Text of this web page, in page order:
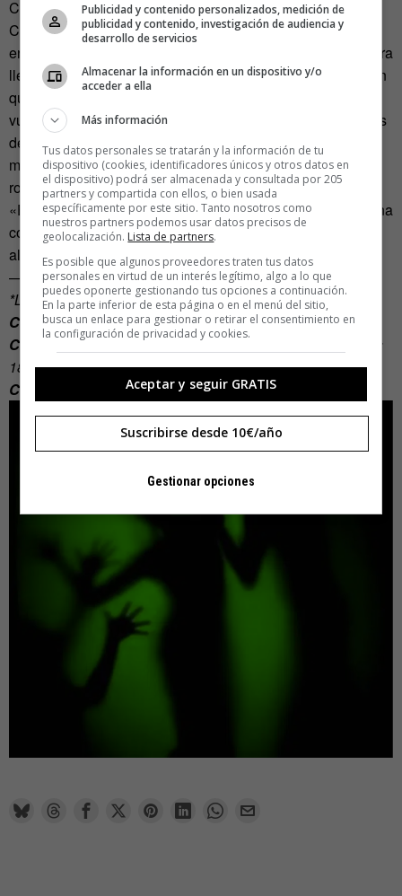
Cuando la hora de ceguera se acaba en la experiencia
Colores, sin que ni una sola imagen ni una sola voz haya
entrado en contacto contigo durante todo ese tiempo, la obra
llega a su fin. Esa obra que tu mente y los elementos hayan
querido fabricar. Las vendas se caen y los participantes
vuelven a estar a la vista de sus desconocidos compañeros
de grupo. La luz significa la bajada de los telones. Unos
musitan, otros parpadean, otros se sonrojan y una chica
rompe a reír a carcajadas.
«Es muy importe tener una sensibilidad consciente para una
comprensión de la sociedad», dice Delfín, «eso nos hará
alcanzar la armonía».
—
*Las experiencias de Sensorama son:
Colores(Viernes y Sábados 16:00, Domingos 13:30)
Cosas que solo de muerto se saben
(Viernes y Sábados
18:30, Domingos 16:00)
Cuatro Elementos- Cantos Indígenas(Sábados 13:30)
Publicidad y contenido personalizados, medición de
publicidad y contenido, investigación de audiencia y
desarrollo de servicios
Almacenar la información en un dispositivo y/o
acceder a ella
Más información
Tus datos personales se tratarán y la información de tu
dispositivo (cookies, identificadores únicos y otros datos en
el dispositivo) podrá ser almacenada y consultada por 205
partners y compartida con ellos, o bien usada
específicamente por este sitio. Tanto nosotros como
nuestros partners podemos usar datos precisos de
geolocalización. Lista de partners.
Es posible que algunos proveedores traten tus datos
personales en virtud de un interés legítimo, algo a lo que
puedes oponerte gestionando tus opciones a continuación.
En la parte inferior de esta página o en el menú del sitio,
busca un enlace para gestionar o retirar el consentimiento en
la configuración de privacidad y cookies.
Aceptar y seguir GRATIS
Suscribirse desde 10€/año
Gestionar opciones